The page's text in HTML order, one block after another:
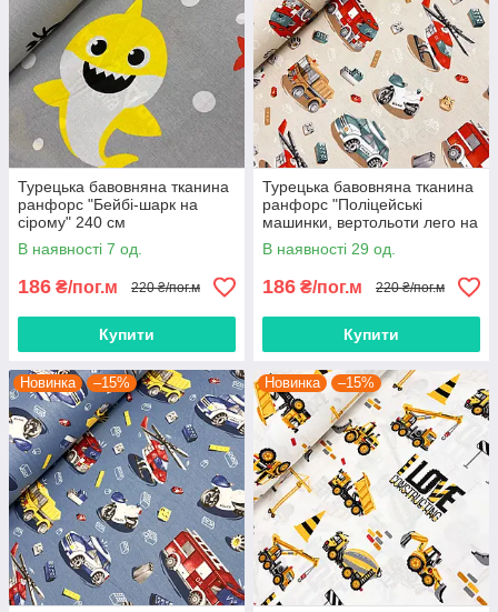
Турецька бавовняна тканина
ранфорс "Бейбі-шарк на
сірому" 240 см
В наявності 7 од.
186 ₴/пог.м 220 ₴/пог.м
Купити
Турецька бавовняна тканина
ранфорс "Поліцейські
машинки, вертольоти лего на
бежевому" 240 см
В наявності 29 од.
186 ₴/пог.м 220 ₴/пог.м
Купити
Новинка –15% Новинка –15%